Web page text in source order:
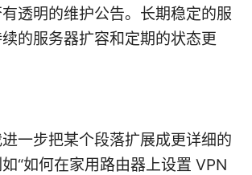
透明的维护公告。长期稳定的服
的服务器扩容和定期的状态更
一步把某个段落扩展成更详细的
“如何在家用路由器上设置 VPN